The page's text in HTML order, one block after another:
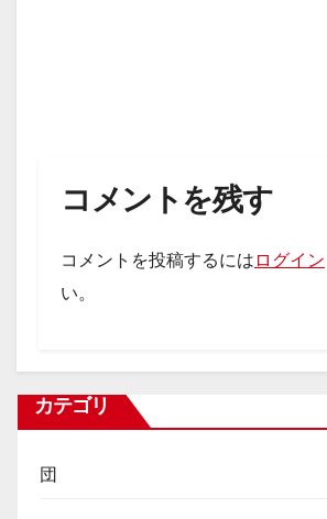
コメントを残す
コメントを投稿するには ログイン
い。
カテゴリ
団